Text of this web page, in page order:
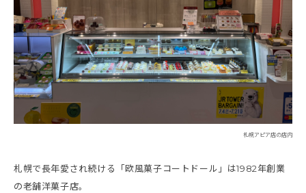
札幌アピア店の店内
札幌で長年愛され続ける「欧風菓子コートドール」は1982年創業
の老舗洋菓子店。